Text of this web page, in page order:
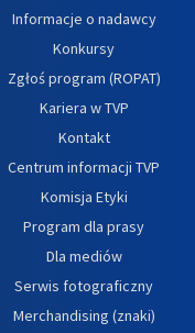
Informacje o nadawcy
Konkursy
Zgłoś program (ROPAT)
Kariera w TVP
Kontakt
Centrum informacji TVP
Komisja Etyki
Program dla prasy
Dla mediów
Serwis fotograficzny
Merchandising (znaki)